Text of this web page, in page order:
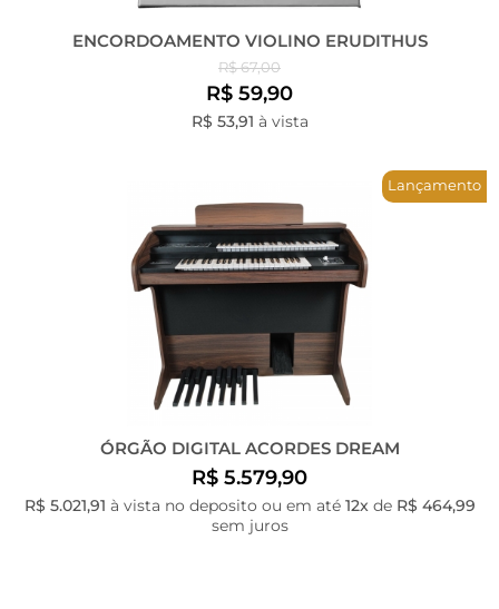
ENCORDOAMENTO VIOLINO ERUDITHUS
R$ 67,00
R$ 59,90
R$ 53,91 à vista
Lançamento
ÓRGÃO DIGITAL ACORDES DREAM
R$ 5.579,90
R$ 5.021,91 à vista no deposito ou em até 12xde R$ 464,99
sem juros